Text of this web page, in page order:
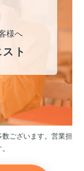
様へ
ト
ございます。営業担